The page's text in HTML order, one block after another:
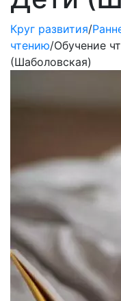
Круг развития/
чтению/Обучение
(Шаболовская)